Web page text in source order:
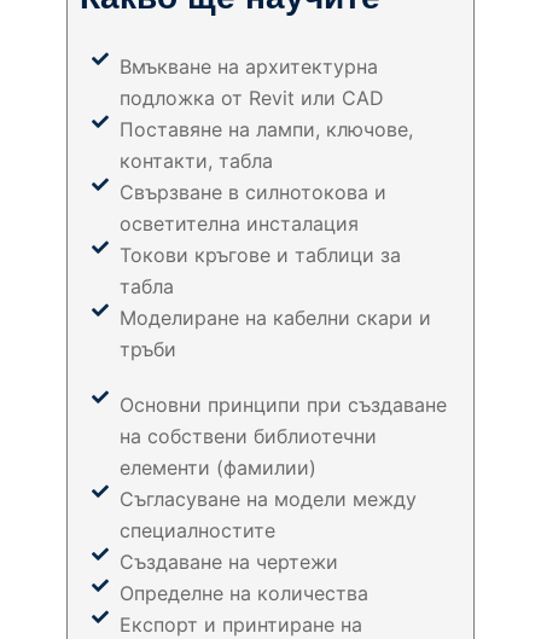
Вмъкване на архитектурна
подложка от Revit или CAD
Поставяне на лампи, ключове,
контакти, табла
Свързване в силнотокова и
осветителна инсталация
Токови кръгове и таблици за
табла
Моделиране на кабелни скари и
тръби
Основни принципи при създаване
на собствени библиотечни
елементи (фамилии)
Съгласуване на модели между
специалностите​
Създаване на чертежи
Определне на количества​
Експорт и принтиране на